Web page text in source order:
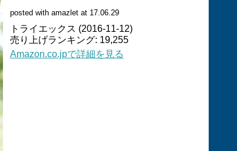
posted with amazlet at 17.06.29
トライエックス (2016-11-12)
売り上げランキング: 19,255
Amazon.co.jpで詳細を見る